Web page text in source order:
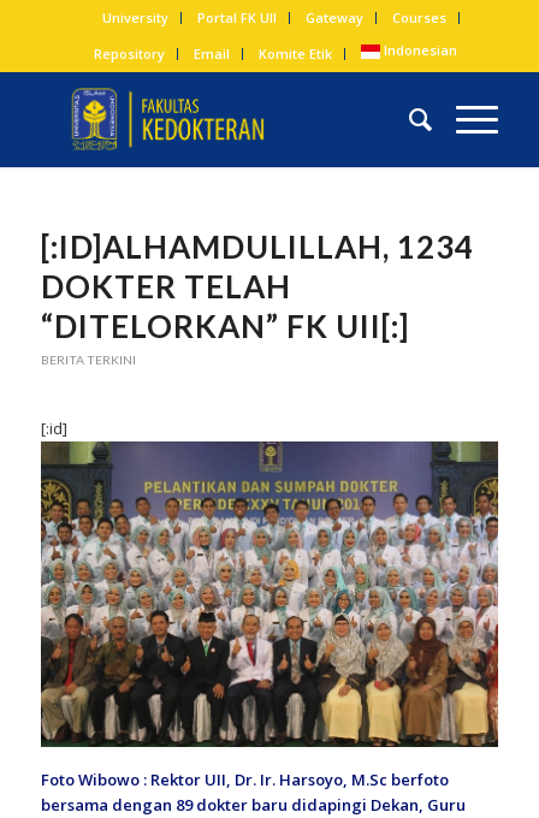
University Portal FK UII Gateway
Courses
Repository
Email Komite Etik Indonesian
[:ID]ALHAMDULILLAH, 1234
DOKTER TELAH
“DITELORKAN” FK UII[:]
BERITA TERKINI
[:id]
Foto Wibowo : Rektor UII, Dr. Ir. Harsoyo, M.Sc berfoto
bersama dengan 89 dokter baru didapingi Dekan, Guru